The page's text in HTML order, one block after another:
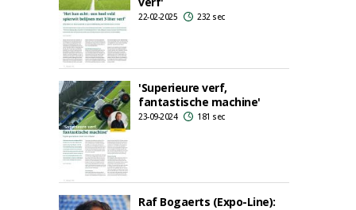
22-02-2025 232 sec
'Superieure verf,
fantastische machine'
23-09-2024 181 sec
Raf Bogaerts (Expo-Line):